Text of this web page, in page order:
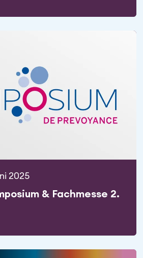
2025
& Fachmesse 2.